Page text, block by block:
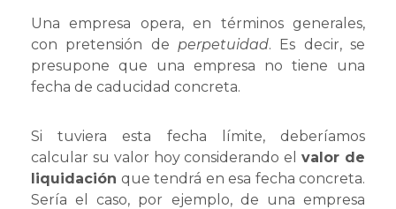
Una empresa opera, en términos generales,
con pretensión de perpetuidad. Es decir, se
presupone que una empresa no tiene una
fecha de caducidad concreta.
Si tuviera esta fecha límite, deberíamos
calcular su valor hoy considerando elvalor de
liquidación que tendrá en esa fecha concreta.
Sería el caso, por ejemplo, de una empresa